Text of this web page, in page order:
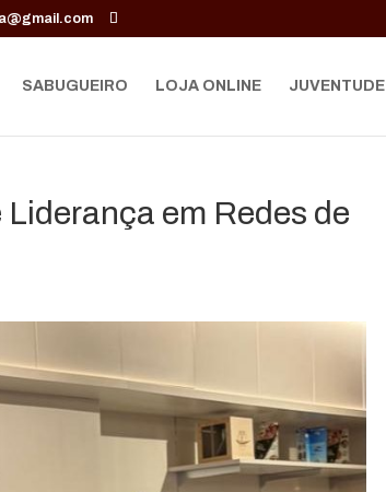
SABUGUEIRO LOJA ONLINE JUVENTUDE
em Redes de